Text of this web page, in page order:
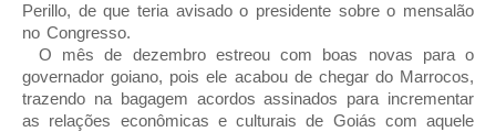
Perillo, de que teria avisado o presidente sobre o mensalão
no Congresso.
O mês de dezembro estreou com boas novas para o
governador goiano, pois ele acabou de chegar do Marrocos,
trazendo na bagagem acordos assinados para incrementar
as relações econômicas e culturais de Goiás com aquele